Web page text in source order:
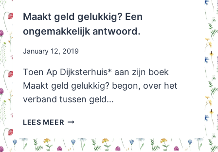
Maakt geld gelukkig? Een
ongemakkelijk antwoord.
January 12, 2019
Toen Ap Dijksterhuis* aan zijn boek
Maakt geld gelukkig? begon, over het
verband tussen geld…
LEES MEERMAAKT
GELUKKIG?